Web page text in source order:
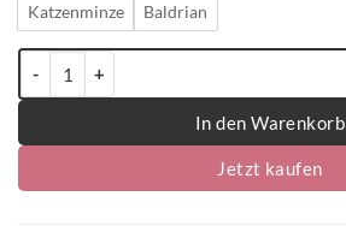
Katzenminze Baldrian
In den Warenkorb
Jetzt kaufen